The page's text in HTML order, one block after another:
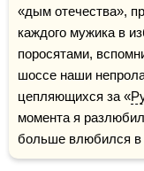
«дым отечества»,
каждого мужика в
поросятами,
шоссе наши
цепляющихся за «
момента я
больше влюбился в